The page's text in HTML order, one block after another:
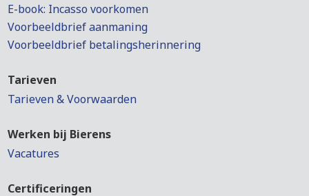
E-book: Incasso voorkomen
Voorbeeldbrief aanmaning
Voorbeeldbrief betalingsherinnering
Tarieven
Tarieven & Voorwaarden
Werken bij Bierens
Vacatures
Certificeringen